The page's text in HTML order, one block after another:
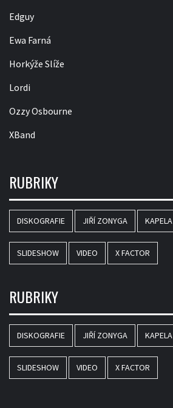
Edguy
Ewa Farná
Horkýže Slíže
Lordi
Ozzy Osbourne
XBand
RUBRIKY
DISKOGRAFIE JIŘÍ ZONYGA
SLIDESHOW VIDEO X FACTOR
RUBRIKY
DISKOGRAFIE JIŘÍ ZONYGA
SLIDESHOW VIDEO X FACTOR